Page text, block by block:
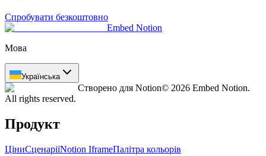
Спробувати безкоштовно
Embed Notion
Мова
Українська
Створено для Notion© 2026 Embed Notion.
All rights reserved.
Продукт
ЦіниСценаріїNotion IframeПалітра кольорів